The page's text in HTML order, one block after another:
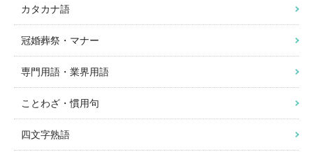
カタカナ語
冠婚葬祭・マナー
専門用語・業界用語
ことわざ・慣用句
四文字熟語